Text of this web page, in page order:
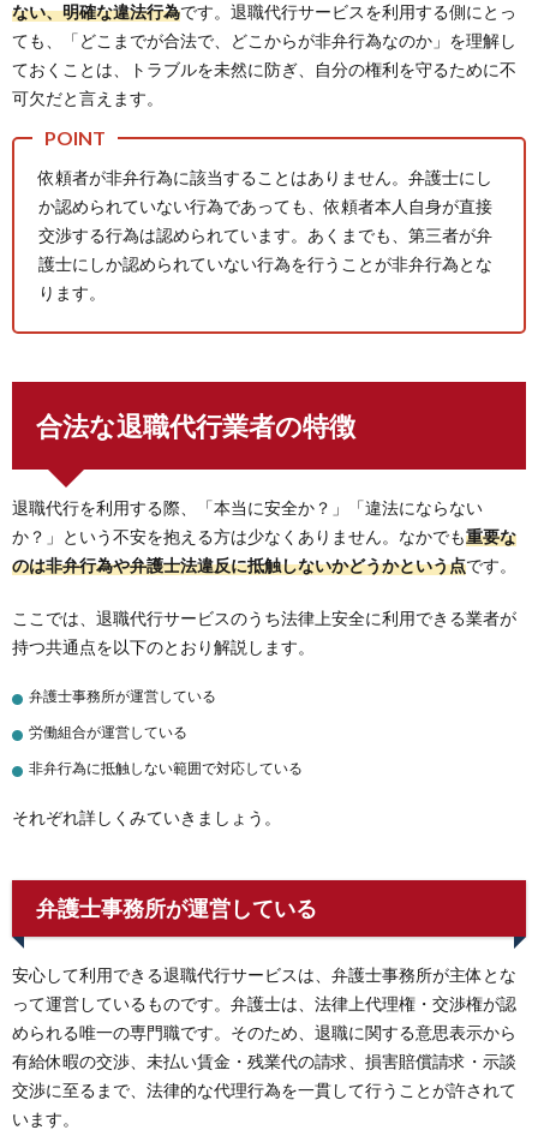
ない、明確な違法行為です。退職代行サービスを利用する側にとっ
ても、「どこまでが合法で、どこからが非弁行為なのか」を理解し
ておくことは、トラブルを未然に防ぎ、自分の権利を守るために不
可欠だと言えます。
依頼者が非弁行為に該当することはありません。弁護士にし
か認められていない行為であっても、依頼者本人自身が直接
交渉する行為は認められています。あくまでも、第三者が弁
護士にしか認められていない行為を行うことが非弁行為とな
ります。
合法な退職代行業者の特徴
退職代行を利用する際、「本当に安全か？」「違法にならない
か？」という不安を抱える方は少なくありません。なかでも重要な
のは非弁行為や弁護士法違反に抵触しないかどうかという点です。
ここでは、退職代行サービスのうち法律上安全に利用できる業者が
持つ共通点を以下のとおり解説します。
弁護士事務所が運営している
労働組合が運営している
非弁行為に抵触しない範囲で対応している
それぞれ詳しくみていきましょう。
弁護士事務所が運営している
安心して利用できる退職代行サービスは、弁護士事務所が主体とな
って運営しているものです。弁護士は、法律上代理権・交渉権が認
められる唯一の専門職です。そのため、退職に関する意思表示から
有給休暇の交渉、未払い賃金・残業代の請求、損害賠償請求・示談
交渉に至るまで、法律的な代理行為を一貫して行うことが許されて
います。